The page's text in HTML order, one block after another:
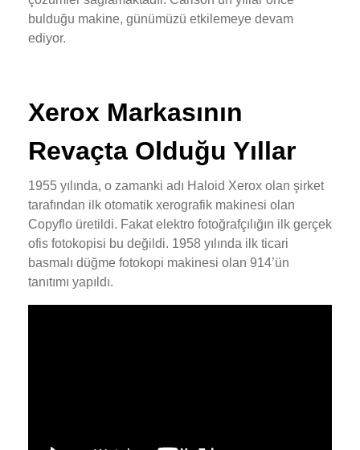
bulduğu makine, günümüzü etkilemeye devam
ediyor.
Xerox Markasının
Revaçta Olduğu Yıllar
1955 yılında, o zamanki adı Haloid Xerox olan şirket
tarafından ilk otomatik xerografik makinesi olan
Copyflo üretildi. Fakat elektro fotoğrafçılığın ilk gerçek
ofis fotokopisi bu değildi. 1958 yılında ilk ticari
basmalı düğme fotokopi makinesi olan 914’ün
tanıtımı yapıldı.